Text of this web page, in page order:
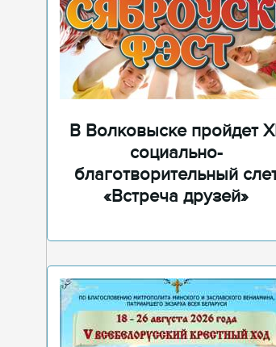
В Волковыске пройдет
социально-
благотворительный
«Встреча друзей»